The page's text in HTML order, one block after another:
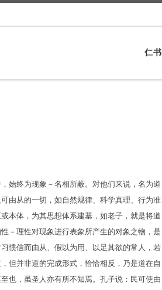
仁书
始终为现象－名相所蔽。对他们来说，名为道
由从的一切，如自然规律、科学真理、行为准
本体，为其思想体系建基，如老子，就是将道
－理性对现象进行表象所产生的对象之物，是
惯信而由从、假以为用、以足其欲的常人，若
但并非道的完成形式，恰恰相反，乃是道在自
也，虽圣人亦有所不知焉。孔子说：民可使由